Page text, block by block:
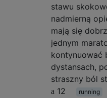
stawu
nadmierną
mają się
jednym
kontynuować
dystansach,
straszny ból
12
running